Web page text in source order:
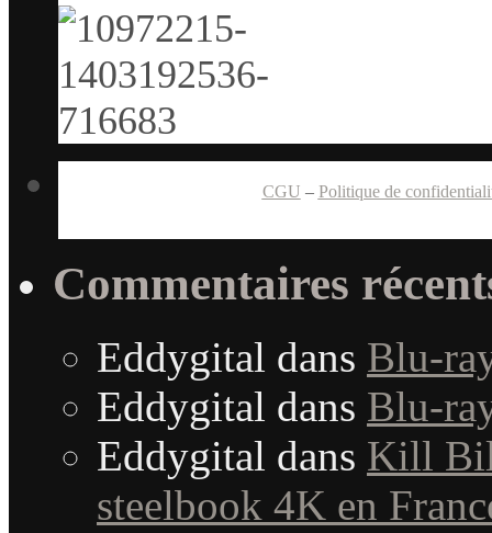
CGU – Politique de
Commentaires
Eddygital dans Blu-
Eddygital dans Blu-
Eddygital dans Kill
steelbook 4K en